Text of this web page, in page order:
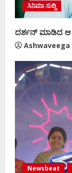
ಸಿನಿಮಾ ಸುದ್ದಿ
ದರ್ಶನ್‌ ಮಾಡಿದ ಆ
Ashwaveega
Newsbeat